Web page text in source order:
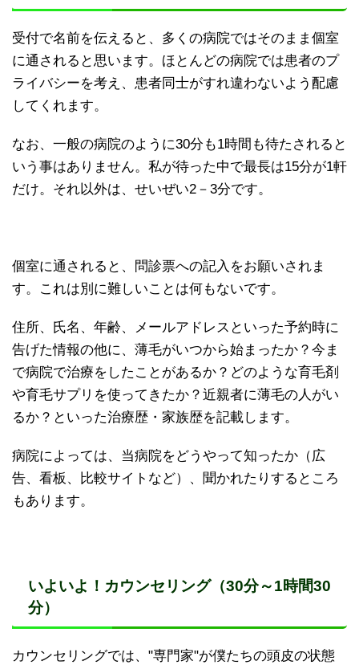
受付で名前を伝えると、多くの病院ではそのまま個室
に通されると思います。ほとんどの病院では患者のプ
ライバシーを考え、患者同士がすれ違わないよう配慮
してくれます。
なお、一般の病院のように30分も1時間も待たされると
いう事はありません。私が待った中で最長は15分が1軒
だけ。それ以外は、せいぜい2－3分です。
個室に通されると、問診票への記入をお願いされま
す。これは別に難しいことは何もないです。
住所、氏名、年齢、メールアドレスといった予約時に
告げた情報の他に、薄毛がいつから始まったか？今ま
で病院で治療をしたことがあるか？どのような育毛剤
や育毛サプリを使ってきたか？近親者に薄毛の人がい
るか？といった治療歴・家族歴を記載します。
病院によっては、当病院をどうやって知ったか（広
告、看板、比較サイトなど）、聞かれたりするところ
もあります。
いよいよ！カウンセリング（30分～1時間30
分）
カウンセリングでは、"専門家"が僕たちの頭皮の状態